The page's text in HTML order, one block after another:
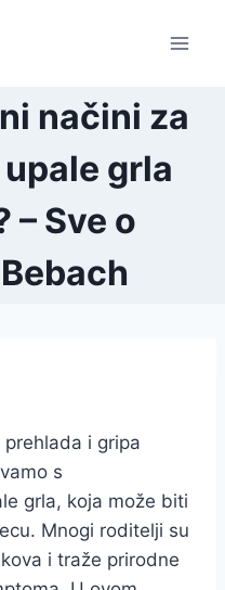
načini za
grla
– Sve o
i gripa
s
grla, koja može biti
Mnogi roditelji su
i traže prirodne